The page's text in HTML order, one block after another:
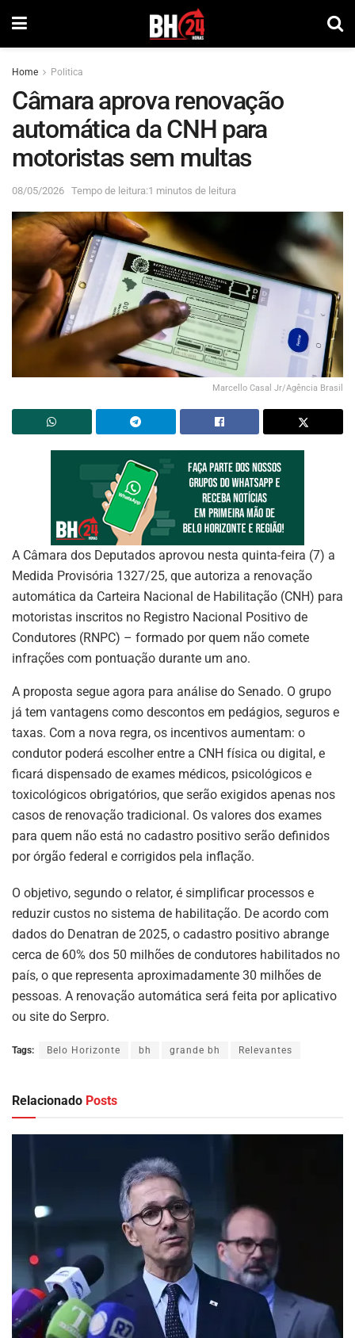
Home Politica
Câmara aprova renovação
automática da CNH para
motoristas sem multas
08/05/2026 Tempo de leitura:1 minutos de leitura
Marcello Casal Jr/Agência Brasil
A Câmara dos Deputados aprovou nesta quinta-feira (7) a
Medida Provisória 1327/25, que autoriza a renovação
automática da Carteira Nacional de Habilitação (CNH) para
motoristas inscritos no Registro Nacional Positivo de
Condutores (RNPC) – formado por quem não comete
infrações com pontuação durante um ano.
A proposta segue agora para análise do Senado. O grupo
já tem vantagens como descontos em pedágios, seguros e
taxas. Com a nova regra, os incentivos aumentam: o
condutor poderá escolher entre a CNH física ou digital, e
ficará dispensado de exames médicos, psicológicos e
toxicológicos obrigatórios, que serão exigidos apenas nos
casos de renovação tradicional. Os valores dos exames
para quem não está no cadastro positivo serão definidos
por órgão federal e corrigidos pela inflação.
O objetivo, segundo o relator, é simplificar processos e
reduzir custos no sistema de habilitação. De acordo com
dados do Denatran de 2025, o cadastro positivo abrange
cerca de 60% dos 50 milhões de condutores habilitados no
país, o que representa aproximadamente 30 milhões de
pessoas. A renovação automática será feita por aplicativo
ou site do Serpro.
Tags: Belo Horizonte bh grande bh Relevantes
Relacionado Posts